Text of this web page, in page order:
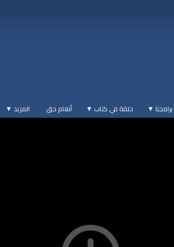
برامجنا ▼ حلقة في كتاب ▼ أنغام حق المزيد ▼